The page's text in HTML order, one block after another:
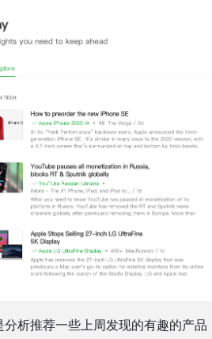
析推荐一些上周发现的有趣的产